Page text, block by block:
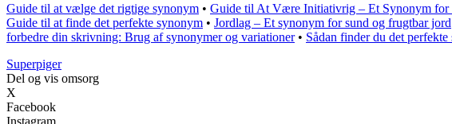
Guide til at vælge det rigtige synonym • Guide til At Være Initiativrig – Et Synonym for
Guide til at finde det perfekte synonym • Jordlag – Et synonym for sund og frugtbar jord
forbedre din skrivning: Brug af synonymer og variationer• Sådan finder du det
Superpiger
Del og vis omsorg
X
Facebook
Instagram